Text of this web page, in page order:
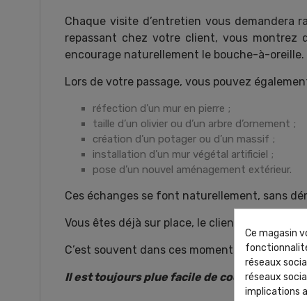
Chaque visite d’entretien vous demandera
repassant chez votre client, vous
encourage naturellement le bouche-à-oreille.
Lors de votre passage, vous pouvez
réfection d’un mur en pierre ;
taille d’un olivier ou d’un arbre d’ornement ;
création d’un potager ou d’un massif ;
installation d’un mur végétal artificiel ;
pose d’un nouvel aménagement extérieur.
Ces échanges se font naturellement, sans
Vous êtes déjà sur place, le client vous
C’est souvent dans ces moments-là que
Il est toujours plue facile de cocerver un
Ce magasin
réseaux
réseaux
implications